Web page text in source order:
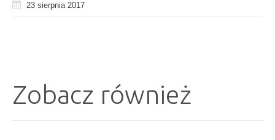
23 sierpnia 2017
Zobacz również